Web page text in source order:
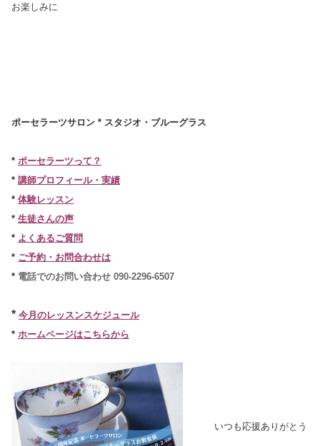
お楽しみに
ポーセラーツサロン * スタジオ・ブルーグラス
* ポーセラーツって？
* 講師プロフィール・実績
* 体験レッスン
* 生徒さんの声
* よくあるご質問
* ご予約・お問合わせは
* 電話でのお問い合わせ 090-2296-6507
* 今月のレッスンスケジュール
* ホームページはこちらから
いつも応援ありがとう